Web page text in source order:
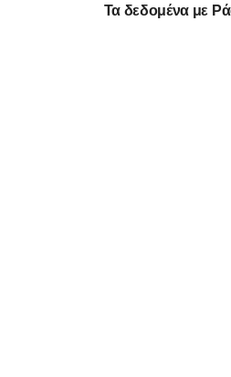
Τα δεδομένα με